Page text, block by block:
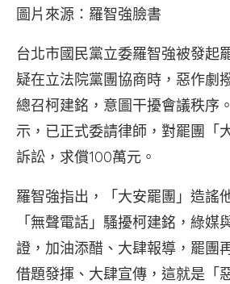
圖片來源：羅智
台北市國民黨立委羅智強被發起
疑在立法院黨團協商時，惡作劇
總召柯建銘，意圖干擾會議秩序
示，已正式委請律師，對罷團「
訴訟，求償100萬元。
羅智強指出，「大安罷團」造謠
「無聲電話」騷擾柯建銘，綠媒
證，加油添醋、大肆報導，罷團
借題發揮、大肆宣傳，這就是「